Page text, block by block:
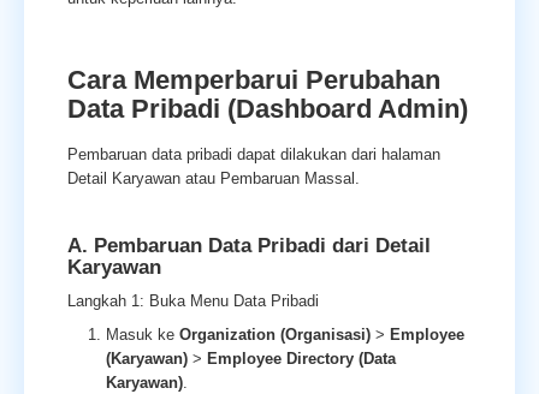
Cara Memperbarui Perubahan
Data Pribadi (Dashboard Admin)
Pembaruan data pribadi dapat dilakukan dari halaman
Detail Karyawan atau Pembaruan Massal.
A. Pembaruan Data Pribadi dari Detail
Karyawan
Langkah 1: Buka Menu Data Pribadi
Masuk ke Organization (Organisasi) > Employee
(Karyawan) > Employee Directory (Data
Karyawan).